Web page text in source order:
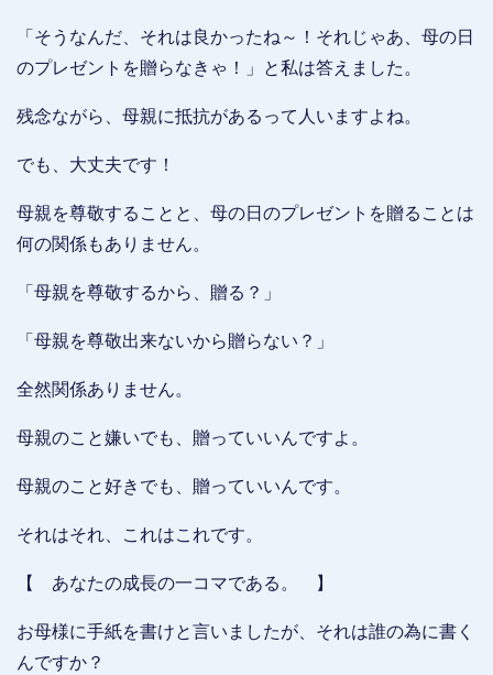
「そうなんだ、それは良かったね～！それじゃあ、母の日
のプレゼントを贈らなきゃ！」と私は答えました。
残念ながら、母親に抵抗があるって人いますよね。
でも、大丈夫です！
母親を尊敬することと、母の日のプレゼントを贈ることは
何の関係もありません。
「母親を尊敬するから、贈る？」
「母親を尊敬出来ないから贈らない？」
全然関係ありません。
母親のこと嫌いでも、贈っていいんですよ。
母親のこと好きでも、贈っていいんです。
それはそれ、これはこれです。
【 あなたの成長の一コマである。 】
お母様に手紙を書けと言いましたが、それは誰の為に書く
んですか？